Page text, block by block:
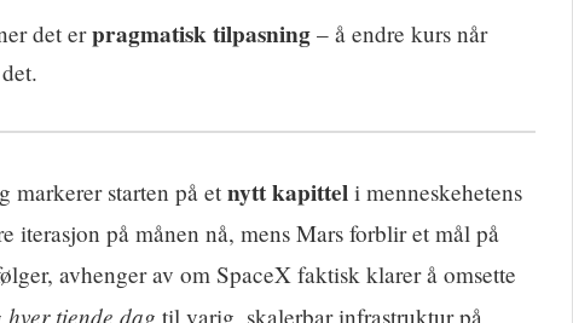
det erpragmatisk tilpasning – å endre kurs når
markerer starten på et nytt kapittel i menneskehetens
iterasjon på månen nå, mens Mars forblir et mål på
avhenger av om SpaceX faktisk klarer å omsette
tiende dag til varig, skalerbar infrastruktur på